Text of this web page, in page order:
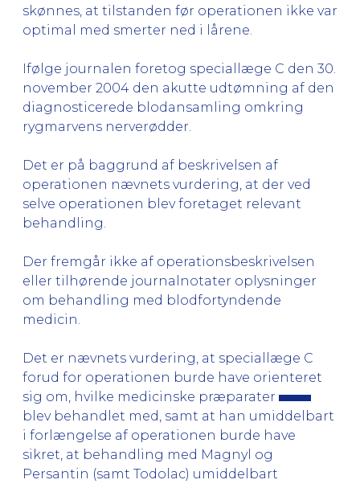
skønnes, at tilstanden før operationen ikke var
optimal med smerter ned i lårene.
Ifølge journalen foretog speciallæge C den 30.
november 2004 den akutte udtømning af den
diagnosticerede blodansamling omkring
rygmarvens nerverødder.
Det er på baggrund af beskrivelsen af
operationen nævnets vurdering, at der ved
selve operationen blev foretaget relevant
behandling.
Der fremgår ikke af operationsbeskrivelsen
eller tilhørende journalnotater oplysninger
om behandling med blodfortyndende
medicin.
Det er nævnets vurdering, at speciallæge C
forud for operationen burde have orienteret
sig om, hvilke medicinske præparater
blev behandlet med, samt at han umiddelbart
i forlængelse af operationen burde have
sikret, at behandling med Magnyl og
Persantin (samt Todolac) umiddelbart